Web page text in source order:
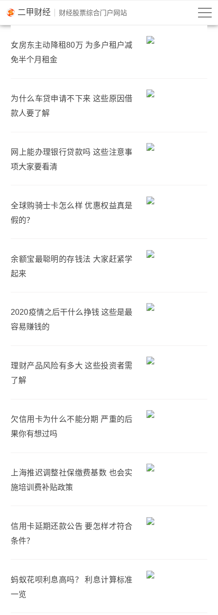
二甲财经
女房东主动降租80万 为多户租户减
免半个月租金
为什么车贷申请不下来 这些原因借
款人要了解
网上能办理银行贷款吗 这些注意事
项大家要看清
全球购骑士卡怎么样 优惠权益真是
假的？
余额宝最聪明的存钱法 大家赶紧学
起来
2020疫情之后干什么挣钱 这些是最
容易赚钱的
理财产品风险有多大 这些投资者需
了解
欠信用卡为什么不能分期 严重的后
果你有想过吗
上海推迟调整社保缴费基数 也会实
施培训费补贴政策
信用卡延期还款公告 要怎样才符合
条件？
蚂蚁花呗利息高吗？ 利息计算标准
一览